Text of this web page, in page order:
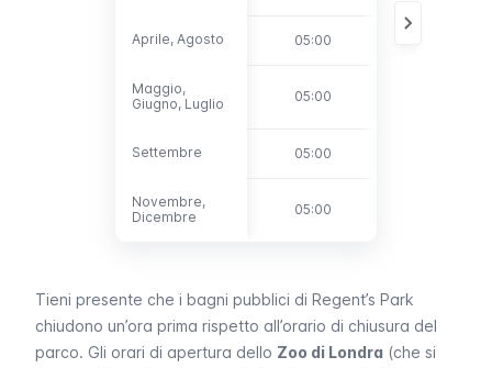
Aprile, Agosto
Maggio,
Giugno, Luglio
Settembre
Novembre,
Dicembre
Aprile, Agosto 05:00
Maggio,
Giugno, Luglio
05:00
Settembre 05:00
Novembre,
Dicembre
05:00
Tieni presente che i bagni pubblici di Regent’s Park
chiudono un’ora prima rispetto all’orario di chiusura del
parco. Gli orari di apertura dello Zoo di Londra (che si